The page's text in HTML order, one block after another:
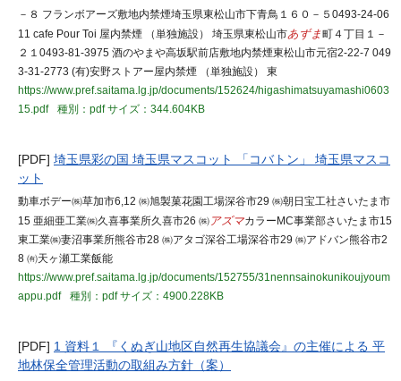
－８ フランボアーズ敷地内禁煙埼玉県東松山市下青鳥１６０－５0493-24-06
11 cafe Pour Toi 屋内禁煙 （単独施設） 埼玉県東松山市あずま町４丁目１－
２１0493-81-3975 酒のやまや高坂駅前店敷地内禁煙東松山市元宿2-22-7 049
3-31-2773 (有)安野ストアー屋内禁煙 （単独施設） 東
https://www.pref.saitama.lg.jp/documents/152624/higashimatsuyamashi0603
15.pdf
種別：pdfサイズ：344.604KB
[PDF] 埼玉県彩の国 埼玉県マスコット 「コバトン」 埼玉県マスコ
ット
動車ボデー㈱草加市6,12 ㈱旭製菓花園工場深谷市29 ㈱朝日宝工社さいたま市
15 亜細亜工業㈱久喜事業所久喜市26 ㈱ アズマカラーMC事業部さいたま市15
東工業㈱妻沼事業所熊谷市28 ㈱アタゴ深谷工場深谷市29 ㈱アドバン熊谷市2
8 ㈲天ヶ瀬工業飯能
https://www.pref.saitama.lg.jp/documents/152755/31nennsainokunikoujyoum
appu.pdf
種別：pdfサイズ：4900.228KB
[PDF] 1 資料１ 『くぬぎ山地区自然再生協議会』の主催による 平
地林保全管理活動の取組み方針（案）